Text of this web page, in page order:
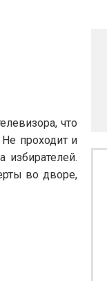
что
проходит и
избирателей.
во дворе,